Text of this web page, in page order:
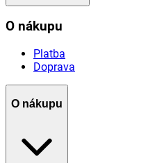
O nákupu
Platba
Doprava
O nákupu